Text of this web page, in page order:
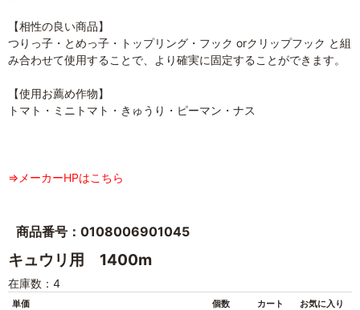
【相性の良い商品】
つりっ子・とめっ子・トップリング・フック orクリップフック と組
み合わせて使用することで、より確実に固定することができます。
【使用お薦め作物】
トマト・ミニトマト・きゅうり・ピーマン・ナス
⇒メーカーHPはこちら
商品番号：0108006901045
キュウリ用 1400m
在庫数：4
単価 個数 カート お気に入り